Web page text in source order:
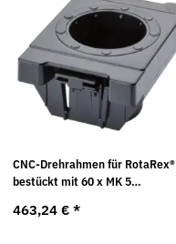
CNC-Drehrahmen für RotaRex®
bestückt mit 60 x MK 5
(BxTxH): 74 x 103 x 17
463,24 € *